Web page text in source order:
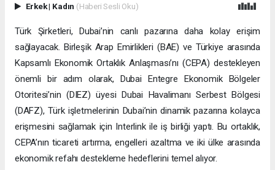
Erkek| Kadın (Haberi Sesli Oku)
Türk Şirketleri, Dubai’nin canlı pazarına daha kolay erişim
sağlayacak. Birleşik Arap Emirlikleri (BAE) ve Türkiye arasında
Kapsamlı Ekonomik Ortaklık Anlaşması’nı (CEPA) destekleyen
önemli bir adım olarak, Dubai Entegre Ekonomik Bölgeler
Otoritesi’nin (DIEZ) üyesi Dubai Havalimanı Serbest Bölgesi
(DAFZ), Türk işletmelerinin Dubai’nin dinamik pazarına kolayca
erişmesini sağlamak için Interlink ile iş birliği yaptı. Bu ortaklık,
CEPA’nın ticareti artırma, engelleri azaltma ve iki ülke arasında
ekonomik refahı destekleme hedeflerini temel alıyor.